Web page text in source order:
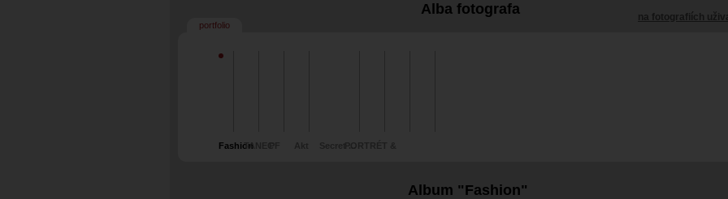
Alba fotografa
portfolio
na fotografiích
FashionTANEC
Album "Fashion"